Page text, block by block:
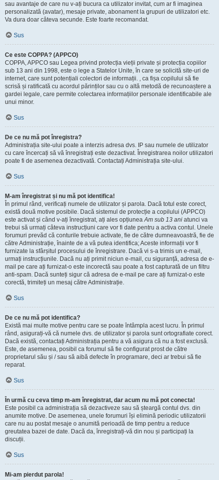
sau avantaje de care nu v-ați bucura ca utilizator invitat, cum ar fi imaginea
personalizată (avatar), mesaje private, abonament la grupuri de utilizatori etc.
Va dura doar câteva secunde. Este foarte recomandat.
Sus
Ce este COPPA? (APPCO)
COPPA, APPCO sau Legea privind protecția vieții private și protecția copiilor
sub 13 ani din 1998, este o lege a Statelor Unite, în care se solicită site-uri de
internet, care sunt potențiali colectori de informații. , ca fișa copilului să fie
scrisă și ratificată cu acordul părinților sau cu o altă metodă de recunoaștere a
gardei legale, care permite colectarea informațiilor personale identificabile ale
unui minor.
Sus
De ce nu mă pot înregistra?
Administrația site-ului poate a interzis adresa dvs. IP sau numele de utilizator
cu care încercați să vă înregistrați este dezactivat. Înregistrarea noilor utilizatori
poate fi de asemenea dezactivată. Contactați Administrația site-ului.
Sus
M-am înregistrat și nu mă pot identifica!
În primul rând, verificați numele de utilizator și parola. Dacă totul este corect,
există două motive posibile. Dacă sistemul de protecție a copilului (APPCO)
este activat și când v-ați înregistrat, ați ales opțiuneaAm sub 13 ani atunci va
trebui să urmați câteva instrucțiuni care vor fi date pentru a activa contul. Unele
forumuri prevăd că conturile trebuie activate, fie de către dumneavoastră, fie de
către Administrație, înainte de a vă putea identifica; Aceste informații vor fi
furnizate la sfârșitul procesului de înregistrare. Dacă vi s-a trimis un e-mail,
urmați instrucțiunile. Dacă nu ați primit niciun e-mail, cu siguranță, adresa de e-
mail pe care ați furnizat-o este incorectă sau poate a fost capturată de un filtru
anti-spam. Dacă sunteți sigur că adresa de e-mail pe care ați furnizat-o este
corectă, trimiteți un mesaj către Administrație.
Sus
De ce nu mă pot identifica?
Există mai multe motive pentru care se poate întâmpla acest lucru. În primul
rând, asigurați-vă că numele dvs. de utilizator și parola sunt ortografiate corect.
Dacă există, contactați Administrația pentru a vă asigura că nu a fost exclusă.
Este, de asemenea, posibil ca forumul să fie configurat prost de către
proprietarul său și / sau să aibă defecte în programare, deci ar trebui să fie
reparat.
Sus
În urmă cu ceva timp m-am înregistrat, dar acum nu mă pot conecta!
Este posibil ca administrația să dezactiveze sau să șteargă contul dvs. din
anumite motive. De asemenea, unele forumuri își elimină periodic utilizatorii
care nu au postat mesaje o anumită perioadă de timp pentru a reduce
greutatea bazei de date. Dacă da, înregistrați-vă din nou și participați la
discuții.
Sus
Mi-am pierdut parola!